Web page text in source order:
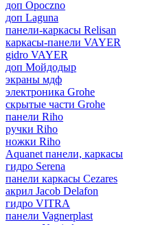
доп Opoczno
доп Laguna
панели-каркасы Relisan
каркасы-панели VAYER
gidro VAYER
доп Мойдодыр
экраны мдф
электроника Grohe
скрытые части Grohe
панели Riho
ручки Riho
ножки Riho
Aquanet панели, каркасы
гидро Serena
панели каркасы Cezares
акрил Jacob Delafon
гидро VITRA
панели Vagnerplast